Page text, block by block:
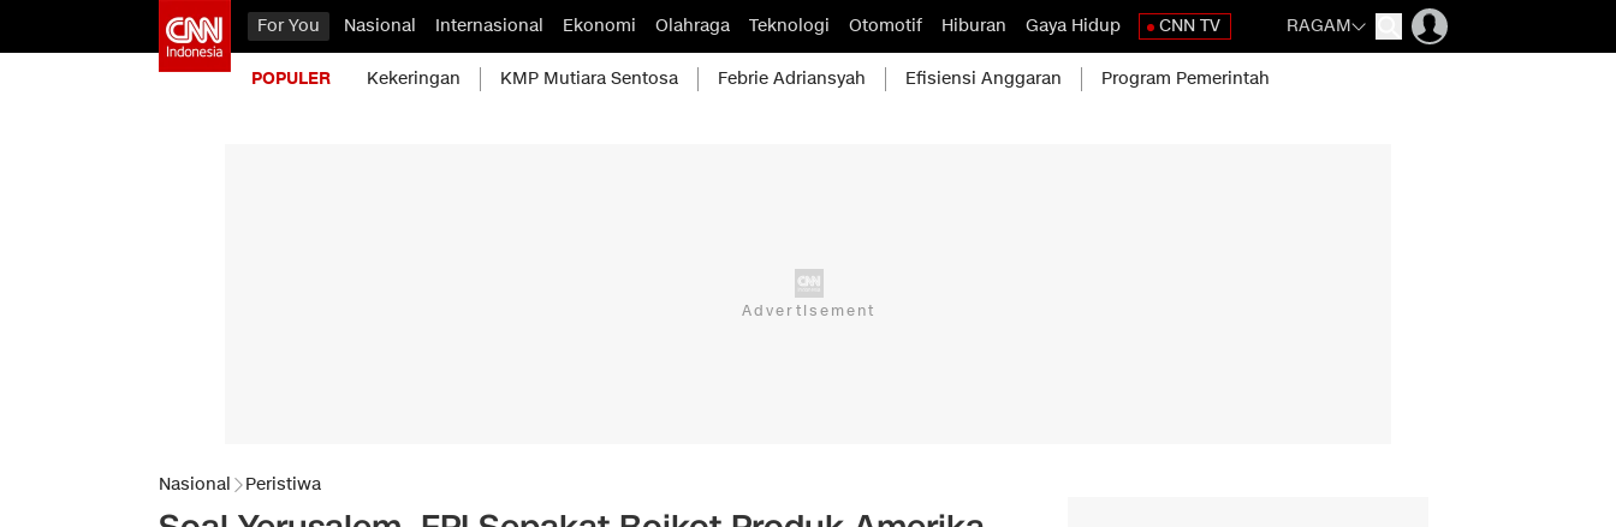
For You Nasional Internasional Ekonomi Olahraga Teknologi Otomotif Hiburan Gaya Hidup CNN TV RAGAM
POPULER Kekeringan KMP Mutiara Sentosa Febrie Adriansyah Efisiensi Anggaran Program Pemerintah
Nasional Peristiwa